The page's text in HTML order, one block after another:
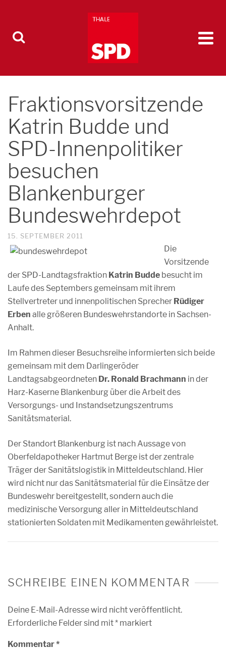
Fraktionsvorsitzende
Katrin Budde und
SPD-Innenpolitiker
besuchen
Blankenburger
Bundeswehrdepot
15. SEPTEMBER 2011
Die
Vorsitzende
der SPD-Landtagsfraktion Katrin Budde besucht im
Laufe des Septembers gemeinsam mit ihrem
Stellvertreter und innenpolitischen Sprecher Rüdiger
Erben alle größeren Bundeswehrstandorte in Sachsen-
Anhalt.
Im Rahmen dieser Besuchsreihe informierten sich beide
gemeinsam mit dem Darlingeröder
Landtagsabgeordneten Dr. Ronald Brachmann in der
Harz-Kaserne Blankenburg über die Arbeit des
Versorgungs- und Instandsetzungszentrums
Sanitätsmaterial.
Der Standort Blankenburg ist nach Aussage von
Oberfeldapotheker Hartmut Berge ist der zentrale
Träger der Sanitätslogistik in Mitteldeutschland. Hier
wird nicht nur das Sanitätsmaterial für die Einsätze der
Bundeswehr bereitgestellt, sondern auch die
medizinische Versorgung aller in Mitteldeutschland
stationierten Soldaten mit Medikamenten gewährleistet.
SCHREIBE EINEN KOMMENTAR
Deine E-Mail-Adresse wird nicht veröffentlicht.
Erforderliche Felder sind mit* markiert
Kommentar*